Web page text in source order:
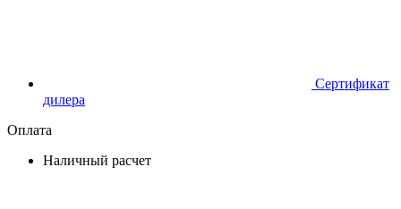
Сертификат
дилера
Оплата
Наличный расчет